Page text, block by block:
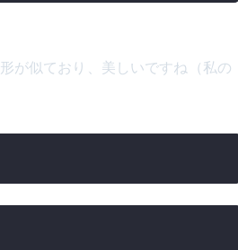
が似ており、美しいですね（私の